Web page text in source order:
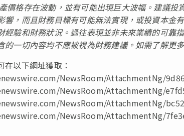
價格存在波動，並有可能出現巨大波幅。建議
響，而且財務目標有可能無法實現，或投資本金
經驗和財務狀況。過往表現並非未來業績的可
的一切內容均不應被視為財務建議。如需了解更
以下網址獲取：
NewsRoom/AttachmentNg/
NewsRoom/AttachmentNg/
NewsRoom/AttachmentNg/
NewsRoom/AttachmentNg/